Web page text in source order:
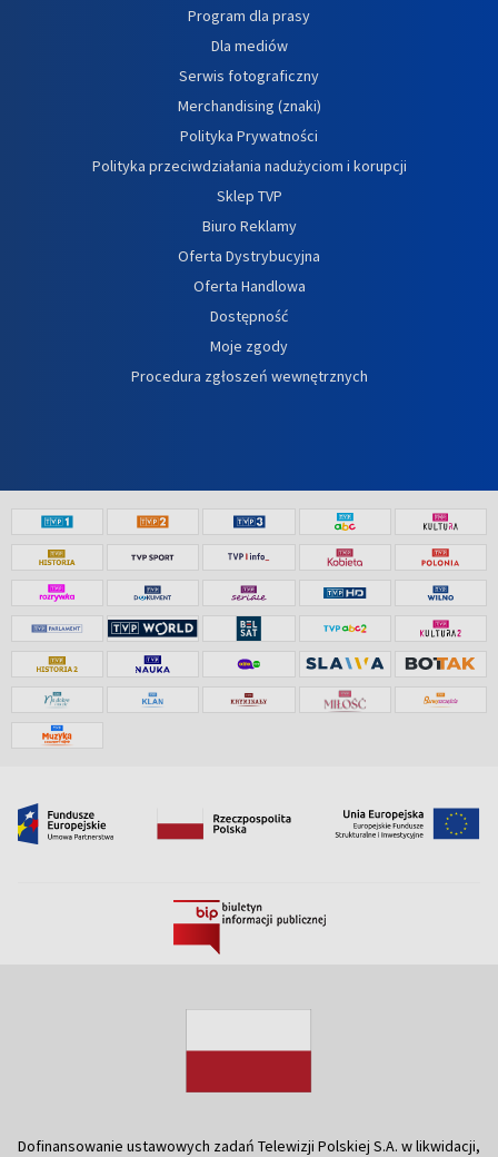
Program dla prasy
Dla mediów
Serwis fotograficzny
Merchandising (znaki)
Polityka Prywatności
Polityka przeciwdziałania nadużyciom i korupcji
Sklep TVP
Biuro Reklamy
Oferta Dystrybucyjna
Oferta Handlowa
Dostępność
Moje zgody
Procedura zgłoszeń wewnętrznych
Dofinansowanie ustawowych zadań Telewizji Polskiej S.A. w likwidacji,